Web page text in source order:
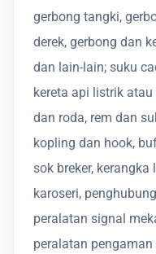
gerbong tangki,
derek, gerbong dan
dan lain-lain; suku
kereta api listrik
dan roda, rem dan
kopling dan hook,
sok breker,
karoseri,
peralatan signal
peralatan